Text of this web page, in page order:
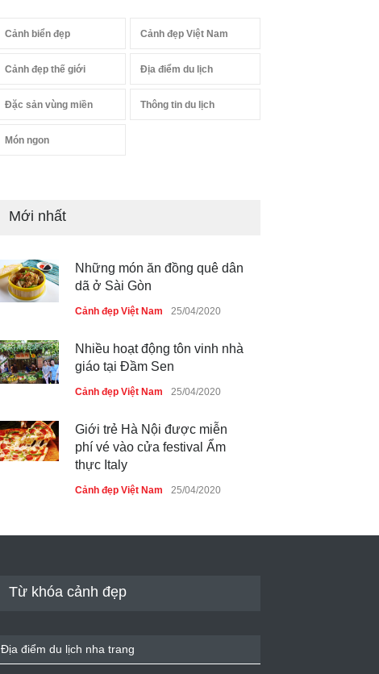
Cảnh biển đẹp Cảnh đẹp Việt Nam
Cảnh đẹp thế giới Địa điểm du lịch
Đặc sản vùng miền Thông tin du lịch
Món ngon
Mới nhất
Những món ăn đồng quê dân
dã ở Sài Gòn
Cảnh đẹp Việt Nam 25/04/2020
Nhiều hoạt động tôn vinh nhà
giáo tại Đầm Sen
Cảnh đẹp Việt Nam 25/04/2020
Giới trẻ Hà Nội được miễn
phí vé vào cửa festival Ẩm
thực Italy
Cảnh đẹp Việt Nam 25/04/2020
Cảnh đẹp Việt Nam
Từ khóa cảnh đẹp
Địa điểm du lịch nha trang